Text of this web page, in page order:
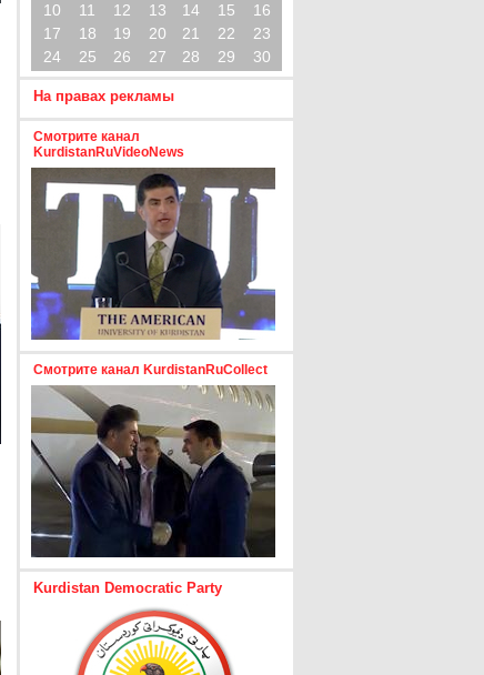
10
11 12 13 14 15
16
17
18 19 20 21 22
23
24
25 26 27 28 29 30
На правах рекламы
Смотрите канал
KurdistanRuVideoNews
Смотрите канал KurdistanRuCollect
Kurdistan Democratic Party